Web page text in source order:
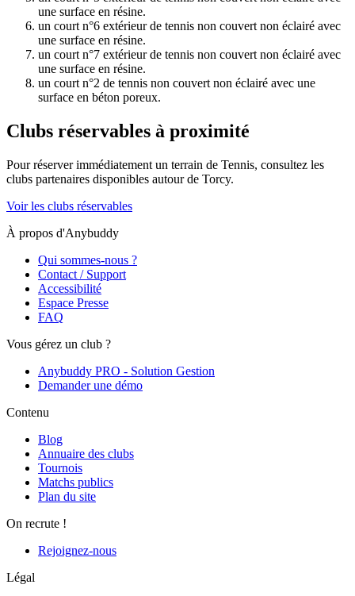
une surface en résine.
un court n°6 extérieur de tennis non couvert non éclairé avec
une surface en résine.
un court n°7 extérieur de tennis non couvert non éclairé avec
une surface en résine.
un court n°2 de tennis non couvert non éclairé avec une
surface en béton poreux.
Clubs réservables à proximité
Pour réserver immédiatement un terrain de Tennis, consultez les
clubs partenaires disponibles autour de Torcy.
Voir les clubs réservables
À propos d'Anybuddy
Qui sommes-nous ?
Contact / Support
Accessibilité
Espace Presse
FAQ
Vous gérez un club ?
Anybuddy PRO - Solution Gestion
Demander une démo
Contenu
Blog
Annuaire des clubs
Tournois
Matchs publics
Plan du site
On recrute !
Rejoignez-nous
Légal